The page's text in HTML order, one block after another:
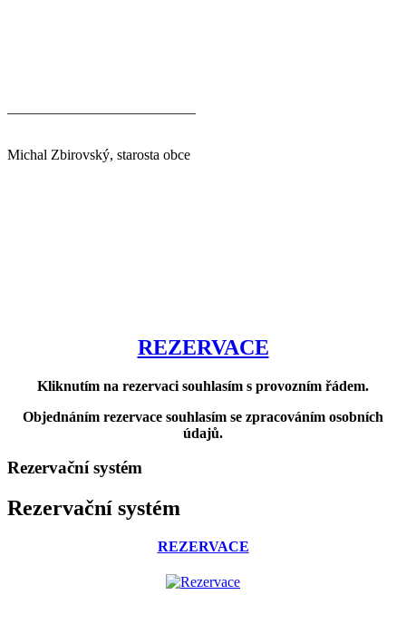
Michal Zbirovský, starosta obce
REZERVACE
Kliknutím na rezervaci souhlasím s provozním řádem.
Objednáním rezervace souhlasím se zpracováním osobních
údajů.
Rezervační systém
Rezervační systém
REZERVACE